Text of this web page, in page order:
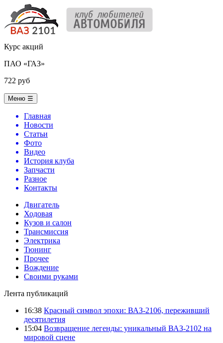
Курс акций
ПАО «ГАЗ»
722 руб
Меню ☰
Главная
Новости
Статьи
Фото
Видео
История клуба
Запчасти
Разное
Контакты
Двигатель
Ходовая
Кузов и салон
Трансмиссия
Электрика
Тюнинг
Прочее
Вождение
Своими руками
Лента публикаций
16:38 Красный символ эпохи: ВАЗ-2106, переживший
десятилетия
15:04 Возвращение легенды: уникальный ВАЗ-2102 на
мировой сцене